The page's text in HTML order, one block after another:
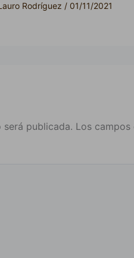
Rodríguez / 01/11/2021
publicada. Los